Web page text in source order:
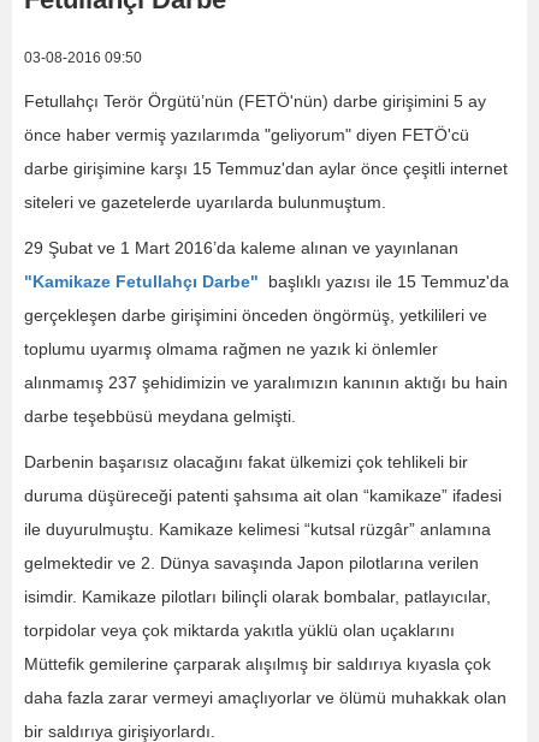
03-08-2016 09:50
Fetullahçı Terör Örgütü’nün (FETÖ'nün) darbe girişimini 5 ay
önce haber vermiş yazılarımda "geliyorum" diyen FETÖ'cü
darbe girişimine karşı 15 Temmuz'dan aylar önce çeşitli internet
siteleri ve gazetelerde uyarılarda bulunmuştum.
29 Şubat ve 1 Mart 2016’da kaleme alınan ve yayınlanan
"Kamikaze Fetullahçı Darbe"
başlıklı yazısı ile 15 Temmuz'da
gerçekleşen darbe girişimini önceden öngörmüş, yetkilileri ve
toplumu uyarmış olmama rağmen ne yazık ki önlemler
alınmamış 237 şehidimizin ve yaralımızın kanının aktığı bu hain
darbe teşebbüsü meydana gelmişti.
Darbenin başarısız olacağını fakat ülkemizi çok tehlikeli bir
duruma düşüreceği patenti şahsıma ait olan “kamikaze” ifadesi
ile duyurulmuştu. Kamikaze kelimesi “kutsal rüzgâr” anlamına
gelmektedir ve 2. Dünya savaşında Japon pilotlarına verilen
isimdir. Kamikaze pilotları bilinçli olarak bombalar, patlayıcılar,
torpidolar veya çok miktarda yakıtla yüklü olan uçaklarını
Müttefik gemilerine çarparak alışılmış bir saldırıya kıyasla çok
daha fazla zarar vermeyi amaçlıyorlar ve ölümü muhakkak olan
bir saldırıya girişiyorlardı.